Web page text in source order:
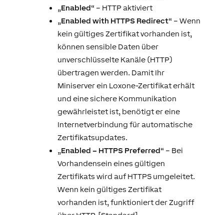
„Enabled“ – HTTP aktiviert
„Enabled with HTTPS Redirect“ – Wenn
kein gültiges Zertifikat vorhanden ist,
können sensible Daten über
unverschlüsselte Kanäle (HTTP)
übertragen werden. Damit Ihr
Miniserver ein Loxone-Zertifikat erhält
und eine sichere Kommunikation
gewährleistet ist, benötigt er eine
Internetverbindung für automatische
Zertifikatsupdates.
„Enabled – HTTPS Preferred“ – Bei
Vorhandensein eines gültigen
Zertifikats wird auf HTTPS umgeleitet.
Wenn kein gültiges Zertifikat
vorhanden ist, funktioniert der Zugriff